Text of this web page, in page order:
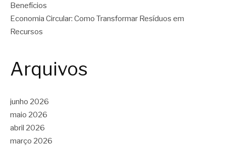
Benefícios
Economia Circular: Como Transformar Resíduos em
Recursos
Arquivos
junho 2026
maio 2026
abril 2026
março 2026